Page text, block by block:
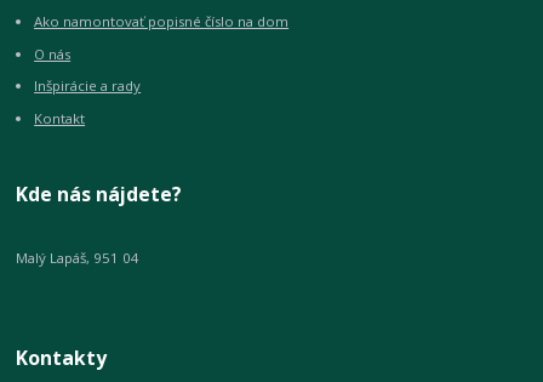
Ako namontovať popisné číslo na dom
O nás
Inšpirácie a rady
Kontakt
Kde nás nájdete?
Malý Lapáš, 951 04
Kontakty